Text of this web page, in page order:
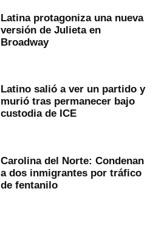
Latina protagoniza una nueva
versión de Julieta en
Broadway
Latino salió a ver un partido y
murió tras permanecer bajo
custodia de ICE
Carolina del Norte: Condenan
a dos inmigrantes por tráfico
de fentanilo